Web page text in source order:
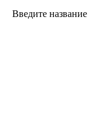
Введите название